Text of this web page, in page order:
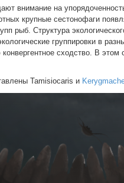
внимание на
крупные сестонофаги
рыб. Структура
группировки в
конвергентное сходство. В
Tamisiocaris и